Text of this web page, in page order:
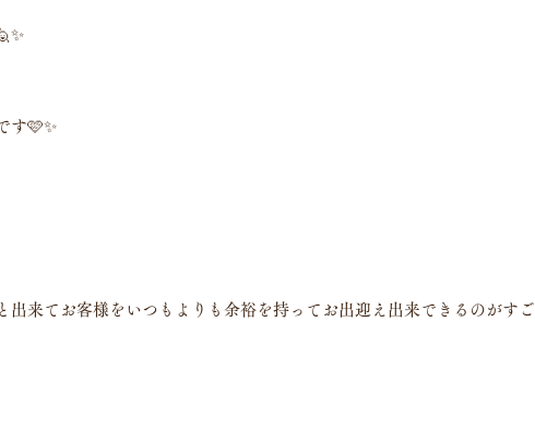
す🩷✨
出来てお客様をいつもよりも余裕を持ってお出迎え出来できるのがすご